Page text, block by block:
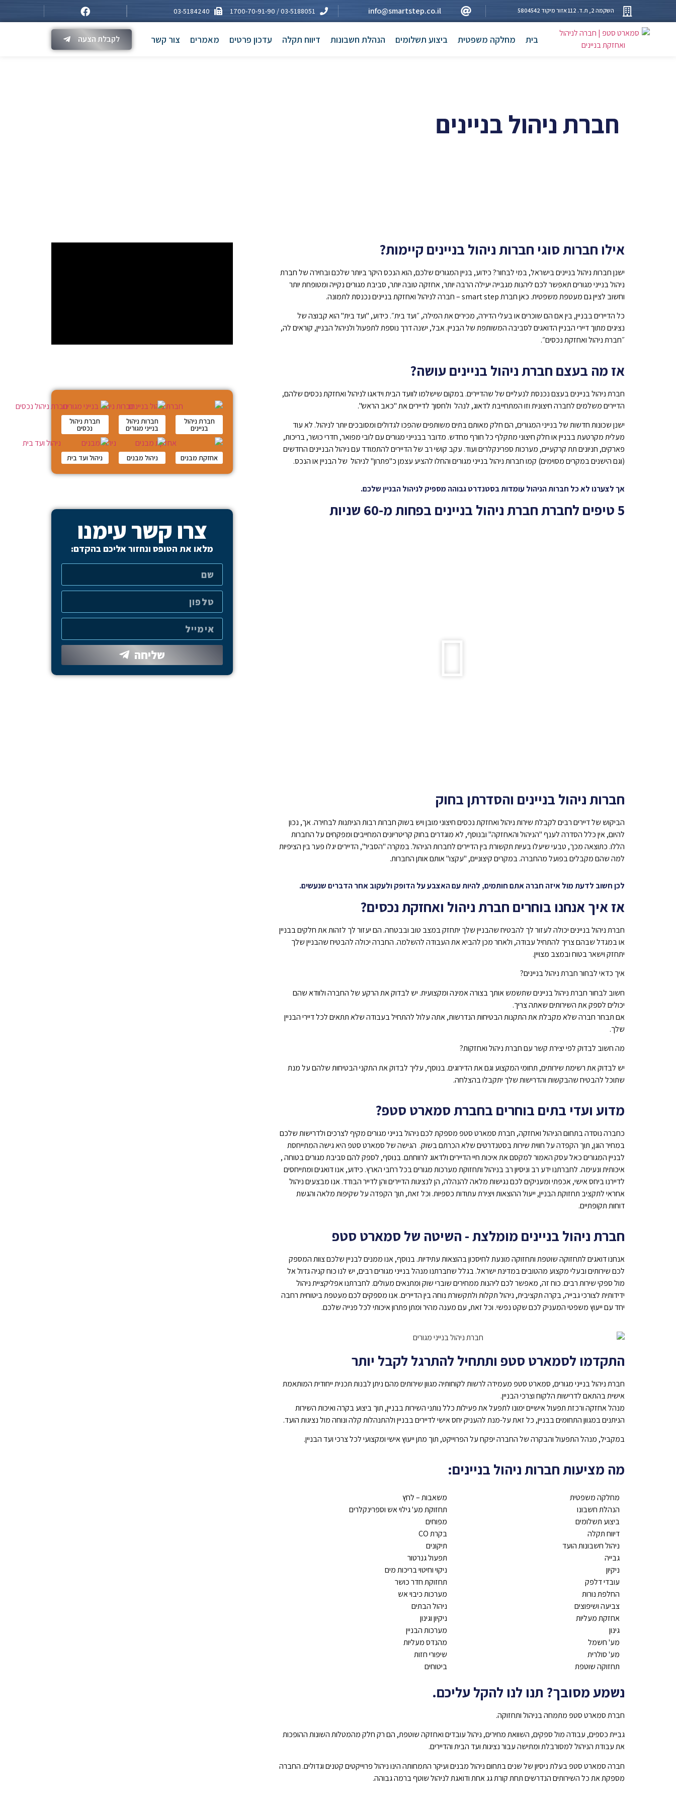
השקמה 2, ת.ד. 112 אזור מיקוד 5804542 info@smartstep.co.il
03-5188051 / 1700-70-91-90
03-5184240
בית מחלקה משפטית ביצוע תשלומים הנהלת חשבונות דיווח תקלה עדכון פרטים מאמרים צור קשר לקבלת הצעה
חברת ניהול בניינים
אילו חברות סוגי חברות ניהול בניינים קיימות?
ישנן חברות ניהול בניינים בישראל, במי לבחור? כידוע, בניין המגורים שלכם, הוא הנכס היקר ביותר שלכם ובחירה של חברת
ניהול בנייני מגורים תאפשר לכם ליהנות מגבייה יעילה הרבה יותר, אחזקה טובה יותר, סביבת מגורים נקייה ומטופחת יותר
וחשוב לציין גם מעטפת משפטית. כאן חברת smart step – חברה לניהול ואחזקת בניינים נכנסת לתמונה.
כל הדיירים בבניין, בין אם הם שוכרים או בעלי הדירה, מכירים את המילה, ״ועד בית״. כידוע, "ועד בית" הוא קבוצה של
נציגים מתוך דיירי הבניין הדואגים לסביבה המשותפת של הבניין. אבל, ישנה דרך נוספת לתפעול ולניהול הבניין, קוראים לה,
״חברת ניהול ואחזקת נכסים״.
אז מה בעצם חברת ניהול בניינים עושה?
חברת ניהול בנייניםבעצם נכנסת לנעליים של שהדיירים. במקום שישלמו לוועד הבית וידאגו לניהול ואחזקת נכסים שלהם,
הדיירים משלמים לחברה חיצונית וזו המתחייבת לדאוג, לנהל ולחסוך לדיירים את "כאב הראש".
ישנן שכונות חדשות של בנייני המגורים, הם חלק מאותם בתים משותפים שהפכו לגדולים ומסובכים יותר לניהול. לא עוד
מעלית מקרטעת בבניין או חלק חיצוני מתקלף כל חורף מחדש. מדובר בבנייני מגורים עם לובי מפואר, חדרי כושר, בריכות,
פארקים, חניונים תת קרקעיים, מערכות ספרינקלרים ועוד. עקב קושי רב של הדיירים להתמודד עם ניהול הבניינים החדשים
(וגם הישנים במקרים מסוימים) קמו חברות ניהול בנייני מגורים והחלו להציע עצמן כ"פתרון" לניהול של הבניין או הנכס.
אך לצערנו לא כל חברות הניהול עומדות בסטנדרט גבוהה מספיק לניהול הבניין שלכם.
5 טיפים לחברת חברת ניהול בניינים בפחות מ-60 שניות
חברות ניהול בניינים והסדרתן בחוק
הביקוש של דיירים רבים לקבלת שירות ניהול ואחזקת נכסים חיצוני מובן ויש בשוק חברות רבות הניתנות לבחירה. אך, נכון
להיום, אין כלל הסדרה לענף "הניהול והאחזקה" ובנוסף, לא מוגדרים בחוק קריטריונים המחייבים ומפקחים על החברות
הללו. כתוצאה מכך, טבעי שיעלו בעיות תקשורת בין הדיירים לחברות הניהול.במקרה "הסביר", הדיירים יגלו פער בין הציפיות
למה שהם מקבלים בפועל מהחברה. במקרים קיצוניים, "עקצו" אותם אותן החברות.
לכן חשוב לדעת מול איזה חברה אתם חותמים, להיות עם האצבע על הדופק ולעקוב אחר הדברים שנעשים.
אז איך אנחנו בוחרים חברת ניהול ואחזקת נכסים?
חברת ניהול בניינים יכולה לעזור לך להבטיח שהבניין שלך יתחזק במצב טוב ובבטחה. הם יעזור לך לזהות את חלקים בבניין
או במגדל שבהם צריך להתחיל עבודה, ולאחר מכן להביא את העבודה להשלמה. החברה יכולה להבטיח שהבניין שלך
יתחזק וישאר בטוח ובמצב מצויין.
איך כדאי לבחור חברת ניהול בניינים?
חשוב לבחור חברת ניהול בניינים שתשמש אותך בצורה אמינה ומקצועית. יש לבדוק את הרקע של החברה ולוודא שהם
יכולים לספק את השירותים שאתה צריך.
אם תבחר חברה שלא מקבלת את התקנות הבטיחות הנדרשות, אתה עלול להתחיל בעבודה שלא תתאים לכל דיירי הבניין
שלך.
מה חשוב לבדוק לפי יצירת קשר עם חברת ניהול ואחזקות?
יש לבדוק את רשימת שירותים, תחומי המקצוע וגם את הדירוגים. בנוסף, עליך לבדוק את התקני הבטיחות שלהם על מנת
שתוכל להבטיח שהבקשות והדרישות שלך יתקבלו בהצלחה.
מדוע ועדי בתים בוחרים בחברת סמארט סטפ?
כחברה נוסדה בתחום הניהול ואחזקה, חברת סמארט סטפ מספקת לכם ניהול בנייני מגורים מקיף לצרכים ולדרישות שלכם
במחיר הוגן, תוך הקפדה על חווית שירות בסטנדרטים שלא הכרתם בשוק. הגישה של סמארט סטפ היא גישה המתייחסת
לבניין המגורים כאל עסק האמור למקסם את איכות חיי הדיירים ולדאוג לרווחתם. בנוסף, לספק להם סביבת מגורים בטוחה ,
איכותית ונעימה. לחברתנוידע רב וניסיון רב בניהול ותחזוקת מערכות מגורים בכל רחבי הארץ. כידוע, אנו דואגים ומתייחסים
לדיירנו ביחס אישי, אכפתי ומעניקים לכם נגישות מלאה להנהלה, הן לנציגות הדיירים והן לדייר הבודד. אנו מבצעיםניהול
אחראי לתקציב תחזוקת הבניין, ייעול ההוצאות ויצירת עתודות כספיות. וכל זאת, תוך הקפדה על שקיפות מלאה והגשת
דוחות תקופתיים.
חברת ניהול בניינים מומלצת - השיטה של סמארט סטפ
אנחנו דואגים לתחזוקה שוטפת ותחזוקה מונעת לחיסכון בהוצאות עתידיות. בנוסף, אנו ממנים לבניין שלכםצוות המספק
לכם שירותים ובעלי מקצוע מהטובים במדינת ישראל. בגלל שחברתנו מנהל בנייני מגורים רבים, יש לנוכוח קניה גדול אל
מול ספקי שירות רבים. כוח זה, מאפשר לכם ליהנות ממחירים שוברי שוק ומתנאים מעולים. לחברתנואפליקציית ניהול
ידידותית לצורכי גבייה, בקרה תקציבית, ניהול תקלות ולתקשורת נוחה בין הדיירים. אנו מספקים לכם מעטפת ביטוחית רחבה
יחד עם ייעוץ משפטי המעניק לכם שקט נפשי. וכל זאת, עםמענה מהיר ומתן פתרון איכותי לכל פנייה שלכם.
התקדמו לסמארט סטפ ותתחיל להתרגל לקבל יותר
חברת ניהול בנייני מגורים, סמארט סטפ מעמידה לרשות לקוחותיה מגוון שירותים מהם ניתן לבנות תכנית ייחודית המותאמת
אישית בהתאם לדרישות הלקוח וצרכי הבניין.
מנהל אחזקה ורכזת תפעול אישיים ימונו לתפעל את פעילות כלל נותני השירות בבניין, תוך ביצוע בקרה ואיכות השירות
הניתנים במגוון התחומים בבניין, כל זאת על-מנת להעניק יחס אישי לדיירים בבניין ולהתנהלות קלה ונוחה מול נציגות הועד.
במקביל, מנהל התפעול והבקרה של החברה יפקח על הפרוייקט, תוך מתן ייעוץ אישי ומקצועי לכל צרכי ועד הבניין.
מה מציעות חברות ניהול בניינים:
מחלקה משפטית
הנהלת חשבונו
ביצוע תשלומים
דיווח תקלה
ניהול חשבונות הועד
גבייה
ניקיון
עובדי דלפק
החלפת נורות
צביעה ושיפוצים
אחזקת מעליות
גינון
מע' חשמל
מע' סולרית
תחזוקה שוטפת
משאבות – לחץ
תחזוקת מע' גילוי אש וספרינקלרים
מפוחים
בקרת CO
תיקונים
תפעול גנרטור
ניקוי וחיטוי בריכות מים
תחזוקת חדר כושר
מערכות כיבוי אש
ניהול הבתים
ניקיון וגינון
מערכות הבניין
מהנדס מעליות
שיפורי חזות
ביטוחים
נשמע מסובך? תנו לנו להקל עליכם.
חברת סמארט סטפ מתמחה בניהול ותחזוקה.
גביית כספים, עבודה מול ספקים, השוואת מחירים, ניהול עובדים ואחזקה שוטפת, הם רק חלק מהמטלות השונות ההופכות
את עבודת הניהול למסורבלת ומתישה עבור נציגות ועד הבית והדיירים.
חברה סמארט סטפ בעלת ניסיון של שנים בתחום ניהול מבנים ועיקר התמחותה הינו ניהול פרוייקטים קטנים וגדולים. החברה
מספקת את כל השירותים הנדרשים תחת קורת גג אחת ודואגת לניהול שוטף ברמה גבוהה.
חברת ניהול
בניינים
אחזקת מבנים
חברות ניהול
בנייני מגורים
ניהול מבנים
חברת ניהול
נכסים
ניהול ועד בית
צרו קשר עימנו
מלאו את הטופס ונחזור אליכם בהקדם:
שליחה